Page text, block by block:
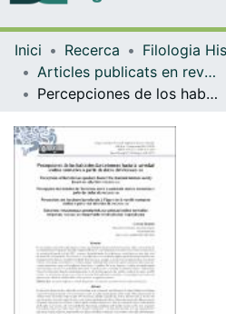
Inici Recerca
Articles publicats en revistes (Filologia Hispànica, Teoria de la Literatura i Comunicació)
Percepciones de los hablantes barceloneses hacia la variedad andina normativa a partir de datos del PRECAVES